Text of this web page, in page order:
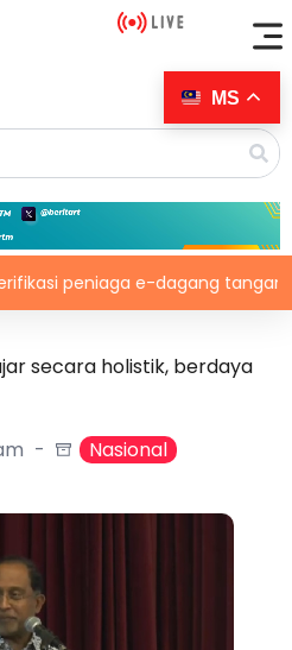
e-dagang tangani
secara holistik, berdaya
Nasional
MS